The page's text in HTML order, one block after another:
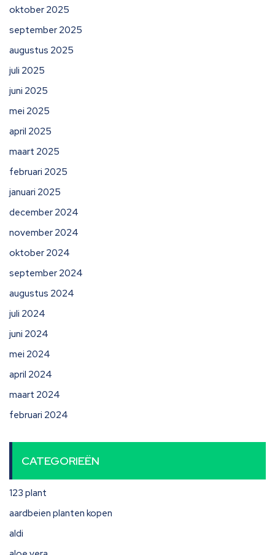
oktober 2025
september 2025
augustus 2025
juli 2025
juni 2025
mei 2025
april 2025
maart 2025
februari 2025
januari 2025
december 2024
november 2024
oktober 2024
september 2024
augustus 2024
juli 2024
juni 2024
mei 2024
april 2024
maart 2024
februari 2024
CATEGORIEËN
123 plant
aardbeien planten kopen
aldi